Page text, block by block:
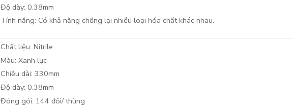
Độ dày: 0.38mm
Tính năng: Có khả năng chống lại nhiều loại hóa chất khác nhau.
Chất liệu: Nitrile
Màu: Xanh lục
Chiều dài: 330mm
Độ dày: 0.38mm
Đóng gói: 144 đôi/ thùng